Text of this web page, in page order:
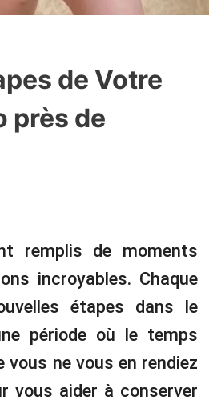
de Votre
près de
remplis de moments
incroyables. Chaque
étapes dans le
période où le temps
ne vous en rendiez
vous aider à conserver